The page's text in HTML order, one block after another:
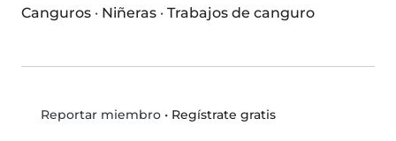
Canguros · Niñeras · Trabajos de canguro
Reportar miembro• Regístrate gratis